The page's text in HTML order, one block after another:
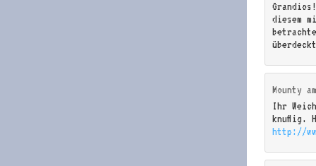
diesem
Mounty
Ihr
knuffig.
http://